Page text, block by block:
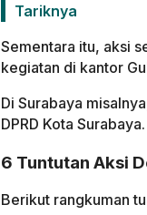
Tariknya
Sementara itu, aksi
kegiatan di kantor
Di Surabaya
DPRD Kota Surabaya.
6 Tuntutan Aksi
Berikut rangkuman